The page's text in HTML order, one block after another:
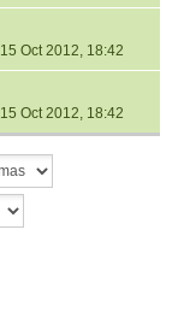
15 Oct 2012, 18:42
15 Oct 2012, 18:42